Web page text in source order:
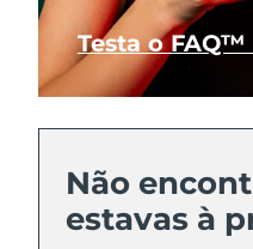
Testa o FAQ™
Não
estavas à